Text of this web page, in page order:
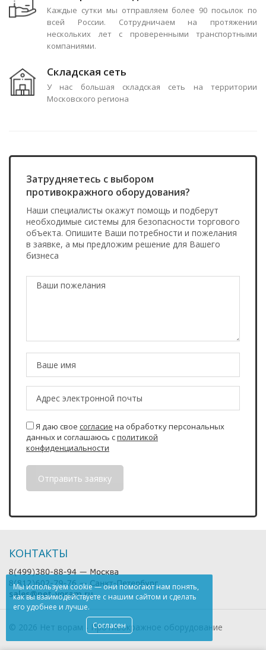
Каждые сутки мы отправляем более 90 посылок по
всей России. Сотрудничаем на протяжении
нескольких лет с проверенными транспортными
компаниями.
Складская сеть
У нас большая складская сеть на территории
Московского региона
Затрудняетесь с выбором
противокражного оборудования?
Наши специалисты окажут помощь и подберут
необходимые системы для безопасности торгового
объекта. Опишите Ваши потребности и пожелания
в заявке, а мы предложим решение для Вашего
бизнеса
Я даю свое согласие на обработку персональных
данных и соглашаюсь сполитикой
конфиденциальности
КОНТАКТЫ
sales@net-voram.ru
© 2026 Нет ворам - Противокражное оборудование
Мы используемcookie— они помогают нам понять,
как вы взаимодействуете с нашим сайтом и сделать
его удобнее и лучше.
Согласен